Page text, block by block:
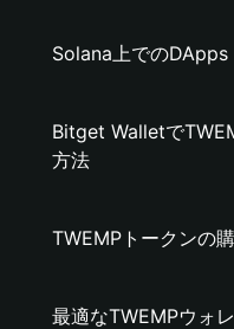
Solana上でのDApps
Bitget Walletで
方法
TWEMPトークンの
最適なTWEMPウォ